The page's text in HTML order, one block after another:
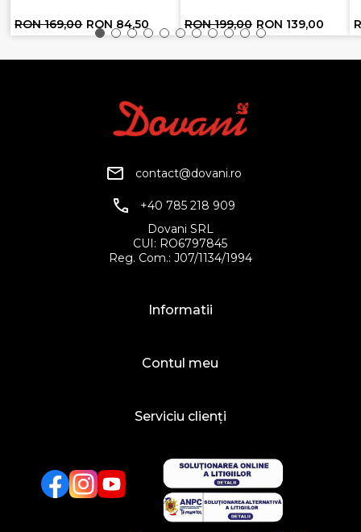
RON 169,00 RON 84,50 RON 199,00 RON 139,00
contact@dovani.ro
+40 785 218 909
Dovani SRL
CUI: RO6797845
Reg. Com.: J07/1134/1994
Informatii
Contul meu
Serviciu clienți
FacebookTwitterYouTube